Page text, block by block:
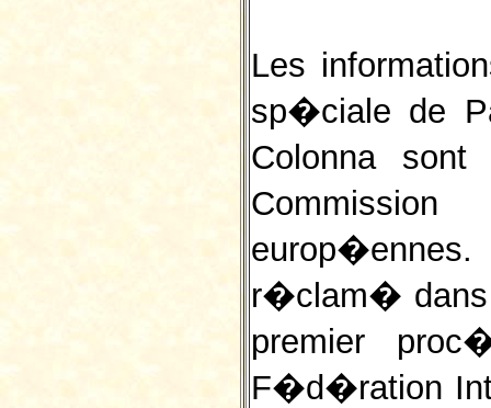
Les
sp�ciale de
Colonna
r�clam�
premier
F�d�ration